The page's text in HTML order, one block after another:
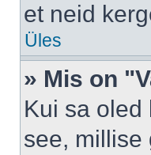
et neid
Üles
» Mis on
Kui sa oled
see, millise